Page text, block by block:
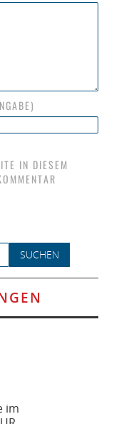
IN DIESEM
im